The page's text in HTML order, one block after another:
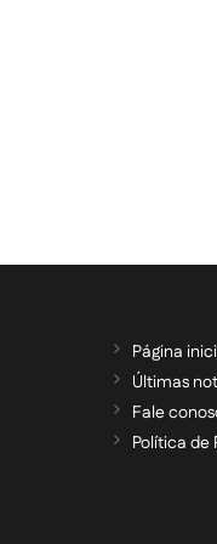
Página
Últimas
Fale
Política de